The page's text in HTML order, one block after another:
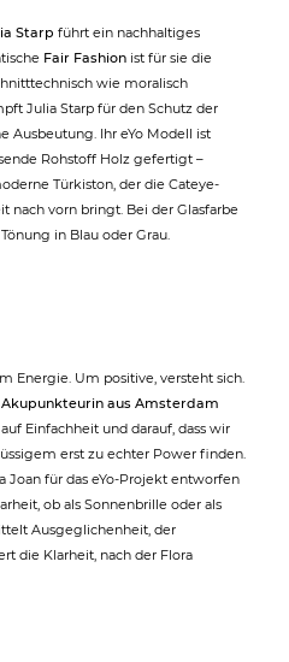
Starp führt ein nachhaltiges
Fair Fashion ist für sie die
wie moralisch
Julia Starp für den Schutz der
Ausbeutung. Ihr eYo Modell ist
Rohstoff Holz gefertigt –
Türkiston, der die Cateye-
nach vorn bringt. Bei der Glasfarbe
in Blau oder Grau.
Energie. Um positive, versteht sich.
aus Amsterdam
Einfachheit und darauf, dass wir
erst zu echter Power finden.
Joan für das eYo-Projekt entworfen
ob als Sonnenbrille oder als
Ausgeglichenheit, der
die Klarheit, nach der Flora